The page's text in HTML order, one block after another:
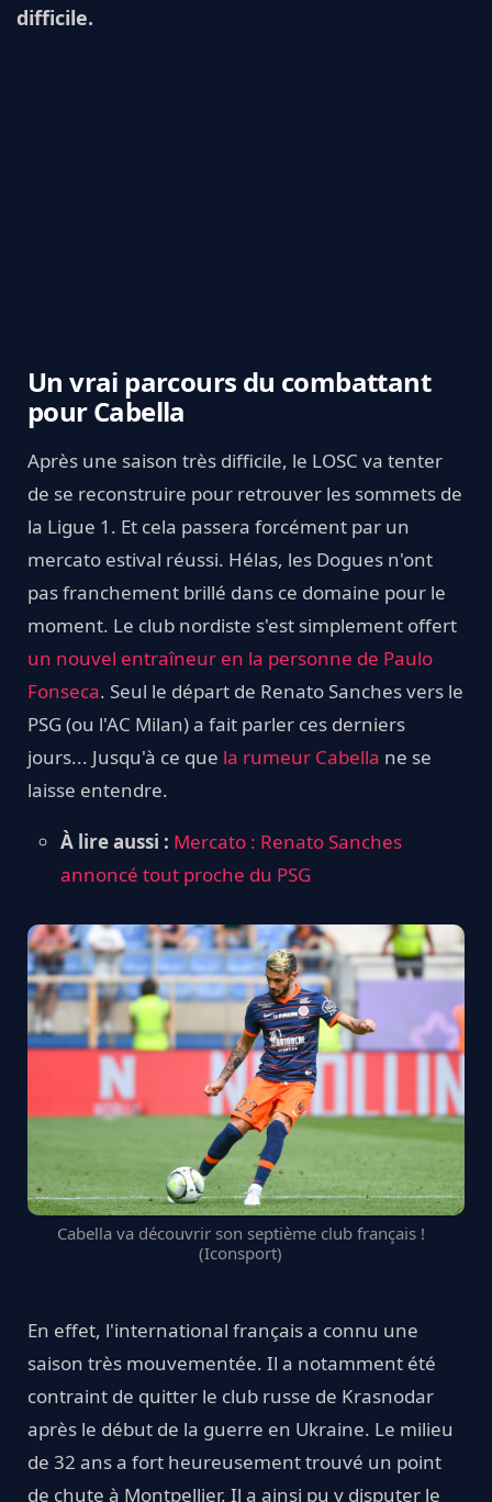
difficile.
Un vrai parcours du combattant
pour Cabella
Après une saison très difficile, le LOSC va tenter
de se reconstruire pour retrouver les sommets de
la Ligue 1. Et cela passera forcément par un
mercato estival réussi. Hélas, les Dogues n'ont
pas franchement brillé dans ce domaine pour le
moment. Le club nordiste s'est simplement offert
un nouvel entraîneur en la personne de Paulo
Fonseca. Seul le départ de Renato Sanches vers le
PSG (ou l'AC Milan) a fait parler ces derniers
jours... Jusqu'à ce que la rumeur Cabella ne se
laisse entendre.
À lire aussi : Mercato : Renato Sanches
annoncé tout proche du PSG
Cabella va découvrir son septième club français !
(Iconsport)
En effet, l'international français a connu une
saison très mouvementée. Il a notamment été
contraint de quitter le club russe de Krasnodar
après le début de la guerre en Ukraine. Le milieu
de 32 ans a fort heureusement trouvé un point
de chute à Montpellier. Il a ainsi pu y disputer le